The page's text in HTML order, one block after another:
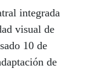
integrada
visual de
10 de
de